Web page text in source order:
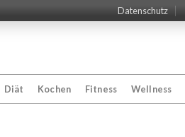
Datenschutz
Diät Kochen Fitness Wellness